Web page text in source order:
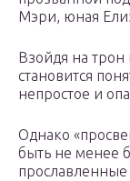
Мэри, юная
Взойдя на трон
становится
непростое и
Однако
быть не менее
прославленные